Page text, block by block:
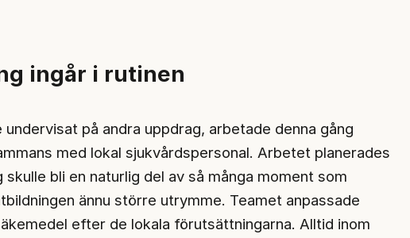
ingår i rutinen
undervisat på andra uppdrag, arbetade denna gång
med lokal sjukvårdspersonal. Arbetet planerades
bli en naturlig del av så många moment som
ännu större utrymme. Teamet anpassade
efter de lokala förutsättningarna. Alltid inom